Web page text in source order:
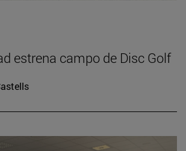
estrena campo de Disc Golf